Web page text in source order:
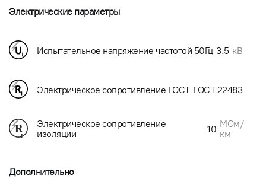
Электрические параметры
Испытательное напряжение частотой 50Гц 3.5 кВ
Электрическое сопротивление ГОСТ ГОСТ 22483
Электрическое сопротивление
изоляции
10 МОм/
км
Дополнительно